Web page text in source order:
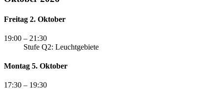
Freitag 2. Oktober
19:00 – 21:30
Stufe Q2: Leuchtgebiete
Montag 5. Oktober
17:30 – 19:30